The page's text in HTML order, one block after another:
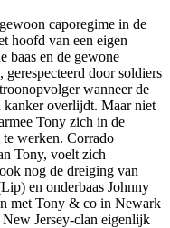
caporegime in de
hoofd van een eigen
baas en de gewone
door soldiers
wanneer de
overlijdt. Maar niet
Tony zich in de
werken. Corrado
Tony, voelt zich
nog de dreiging van
en onderbaas Johnny
met Tony & co in Newark
Jersey-clan eigenlijk